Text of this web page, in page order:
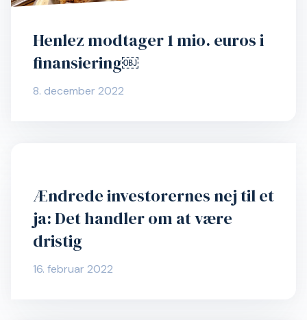
Henlez modtager 1 mio. euros i
finansiering￼
8. december 2022
Ændrede investorernes nej til et
ja: Det handler om at være
dristig
16. februar 2022